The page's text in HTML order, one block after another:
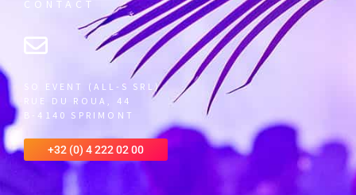
CONTACT
SO EVENT (ALL-S SRL)
RUE DU ROUA, 44
B-4140 SPRIMONT
+32 (0) 4 222 02 00